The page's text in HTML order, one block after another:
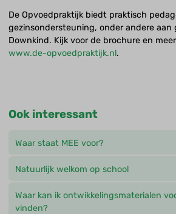
De Opvoedpraktijk biedt praktisch
gezinsondersteuning, onder andere aan
Downkind. Kijk voor de brochure en
www.de-opvoedpraktijk.nl.
Ook interessant
Waar staat MEE voor?
Natuurlijk welkom op school
Waar kan ik ontwikkelingsmaterialen
vinden?